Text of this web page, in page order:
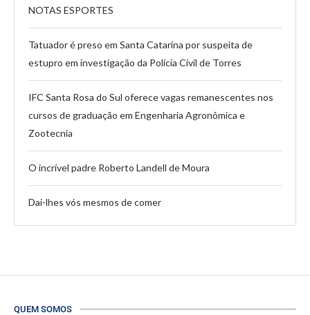
NOTAS ESPORTES
Tatuador é preso em Santa Catarina por suspeita de
estupro em investigação da Polícia Civil de Torres
IFC Santa Rosa do Sul oferece vagas remanescentes nos
cursos de graduação em Engenharia Agronômica e
Zootecnia
O incrível padre Roberto Landell de Moura
Dai-lhes vós mesmos de comer
QUEM SOMOS